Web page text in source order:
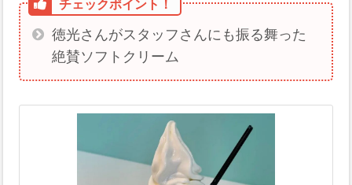
徳光さんがスタッフさんにも振る舞った
絶賛ソフトクリーム